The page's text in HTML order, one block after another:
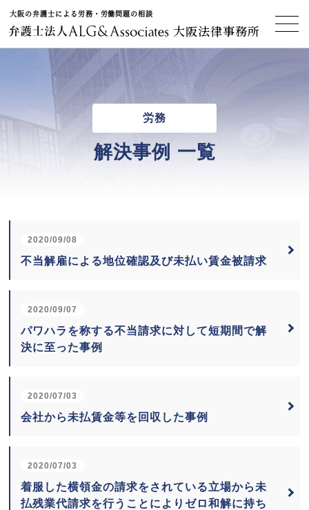
大阪の弁護士による労務・労働問題の相談
大阪法律事務所
労務
解決事例 一覧
2020/09/08
不当解雇による地位確認及び未払い賃金被請求
2020/09/07
パワハラを称する不当請求に対して短期間で解
決に至った事例
2020/07/03
会社から未払賃金等を回収した事例
2020/07/03
着服した横領金の請求をされている立場から未
払残業代請求を行うことによりゼロ和解に持ち